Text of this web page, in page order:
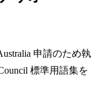
申請のため執
標準用語集を